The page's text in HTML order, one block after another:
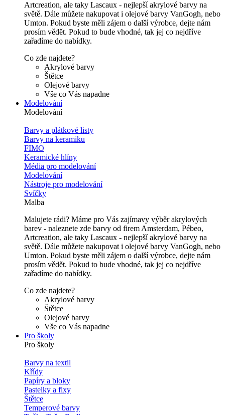
Artcreation, ale taky Lascaux - nejlepší akrylové barvy na
světě. Dále můžete nakupovat i olejové barvy VanGogh, nebo
Umton. Pokud byste měli zájem o další výrobce, dejte nám
prosím vědět. Pokud to bude vhodné, tak jej co nejdříve
zařadíme do nabídky.
Co zde najdete?
Akrylové barvy
Štětce
Olejové barvy
Vše co Vás napadne
Modelování
Modelování
Barvy a plátkové listy
Barvy na keramiku
FIMO
Keramické hlíny
Média pro modelování
Modelování
Nástroje pro modelování
Svíčky
Malba
Malujete rádi? Máme pro Vás zajímavy výběr akrylových
barev - naleznete zde barvy od firem Amsterdam, Pébeo,
Artcreation, ale taky Lascaux - nejlepší akrylové barvy na
světě. Dále můžete nakupovat i olejové barvy VanGogh, nebo
Umton. Pokud byste měli zájem o další výrobce, dejte nám
prosím vědět. Pokud to bude vhodné, tak jej co nejdříve
zařadíme do nabídky.
Co zde najdete?
Akrylové barvy
Štětce
Olejové barvy
Vše co Vás napadne
Pro školy
Pro školy
Barvy na textil
Křídy
Papíry a bloky
Pastelky a fixy
Štětce
Temperové barvy